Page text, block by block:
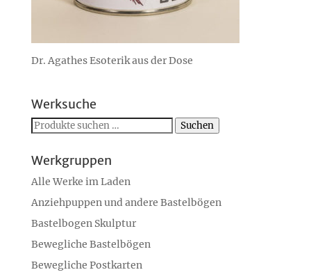
Dr. Agathes Esoterik aus der Dose
Werksuche
Suchen
Suchen
Werkgruppen
Alle Werke im Laden
Anziehpuppen und andere Bastelbögen
Bastelbogen Skulptur
Bewegliche Bastelbögen
Bewegliche Postkarten